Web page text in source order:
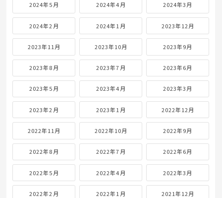
2024年5月 2024年4月 2024年3月
2024年2月 2024年1月 2023年12月
2023年11月 2023年10月 2023年9月
2023年8月 2023年7月 2023年6月
2023年5月 2023年4月 2023年3月
2023年2月 2023年1月 2022年12月
2022年11月 2022年10月 2022年9月
2022年8月 2022年7月 2022年6月
2022年5月 2022年4月 2022年3月
2022年2月 2022年1月 2021年12月